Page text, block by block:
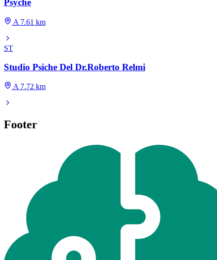
Psyche
A 7.61 km
ST
Studio Psiche Del Dr.Roberto Relmi
A 7.72 km
Footer